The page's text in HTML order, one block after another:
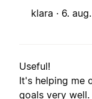
klara · 6.
Useful!
It's helping me
goals very well.